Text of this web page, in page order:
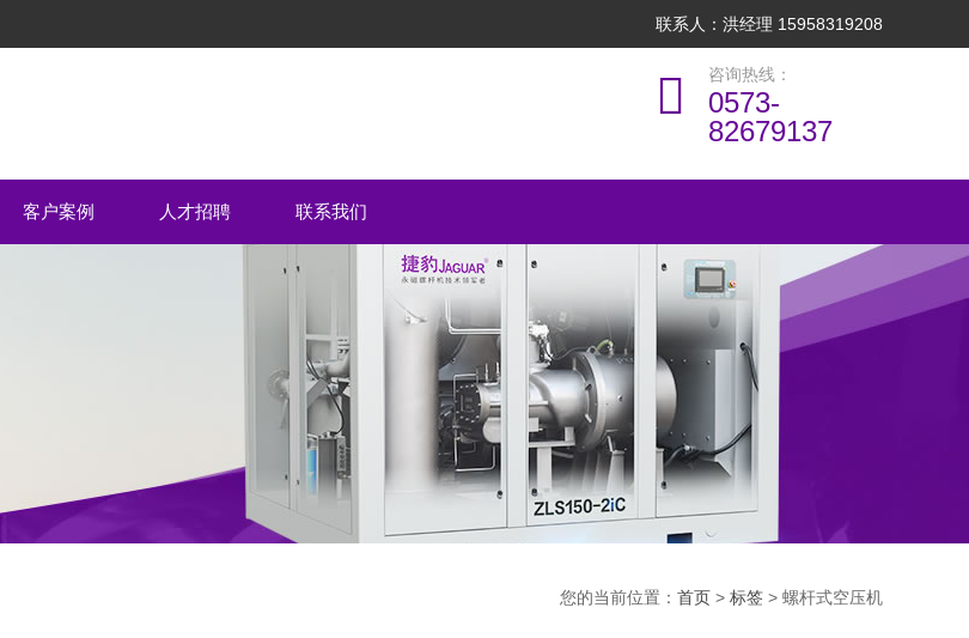
联系人：洪经理 15958319208
咨询热线：
0573-
82679137
客户案例 人才招聘 联系我们
您的当前位置： 首页 > 标签 > 螺杆式空压机